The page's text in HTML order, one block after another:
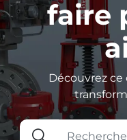
faire
Découvrez